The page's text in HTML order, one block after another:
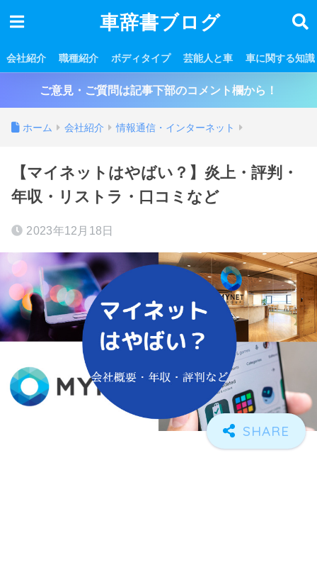
車辞書ブログ
会社紹介 職種紹介 ボディタイプ 芸能人と車 車に関する知識
ご意見・ご質問は記事下部のコメント欄から！
ホーム 会社紹介 情報通信・インターネット
【マイネットはやばい？】炎上・評判・
年収・リストラ・口コミなど
2023年12月18日